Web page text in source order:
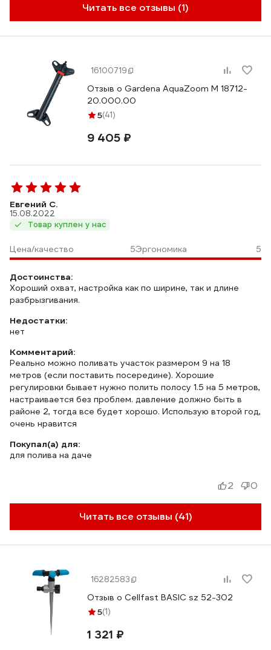
Читать все отзывы (1)
16100719
Отзыв о Gardena AquaZoom M 18712-
20.000.00
5(41)
9 405 ₽
Евгений С.
15.08.2022
Товар куплен у нас
Цена/качество 5Эргономика 5
Достоинства:
Хороший охват, настройка как по ширине, так и длине
разбрызгивания.
Недостатки:
нет
Комментарий:
Реально можно поливать участок размером 9 на 18
метров (если поставить посередине). Хорошие
регулировки бывает нужно полить полосу 1.5 на 5 метров,
настраивается без проблем. давление должно быть в
районе 2, тогда все будет хорошо. Использую второй год,
очень нравится
Покупал(а) для:
для полива на даче
Читать все отзывы (41)
2 0
16282583
Отзыв о Cellfast BASIC sz 52-302
5(1)
1 321 ₽